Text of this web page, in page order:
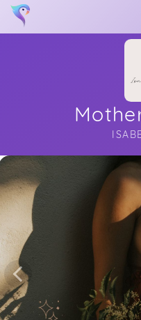
Soon you will learn